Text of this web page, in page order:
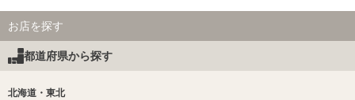
お店を探す
都道府県から探す
北海道・東北